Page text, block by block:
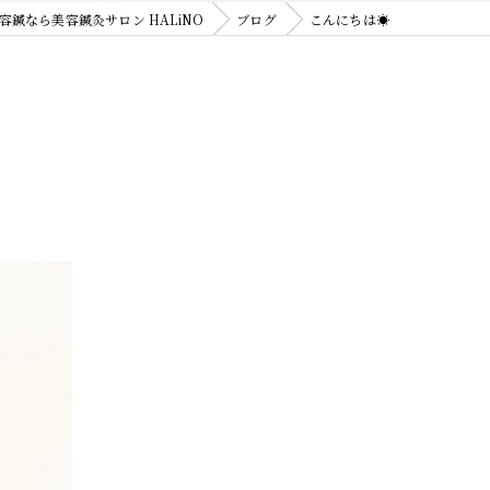
鍼なら美容鍼灸サロン HALiNO ブログ こんにちは☀️